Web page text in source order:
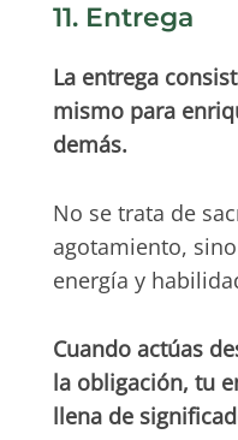
11. Entrega
La entrega
mismo para
demás.
No se trata de
agotamiento,
energía y
Cuando actúas
la obligación, tu
llena de